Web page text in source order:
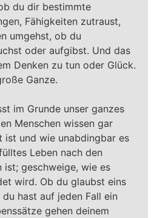
du dir bestimmte
Fähigkeiten zutraust,
umgehst, ob du
oder aufgibst. Und das
Denken zu tun oder Glück.
Ganze.
im Grunde unser ganzes
Menschen wissen gar
ist und wie unabdingbar es
Leben nach den
ist; geschweige, wie es
wird. Ob du glaubst eins
hast auf jeden Fall ein
gehen deinem